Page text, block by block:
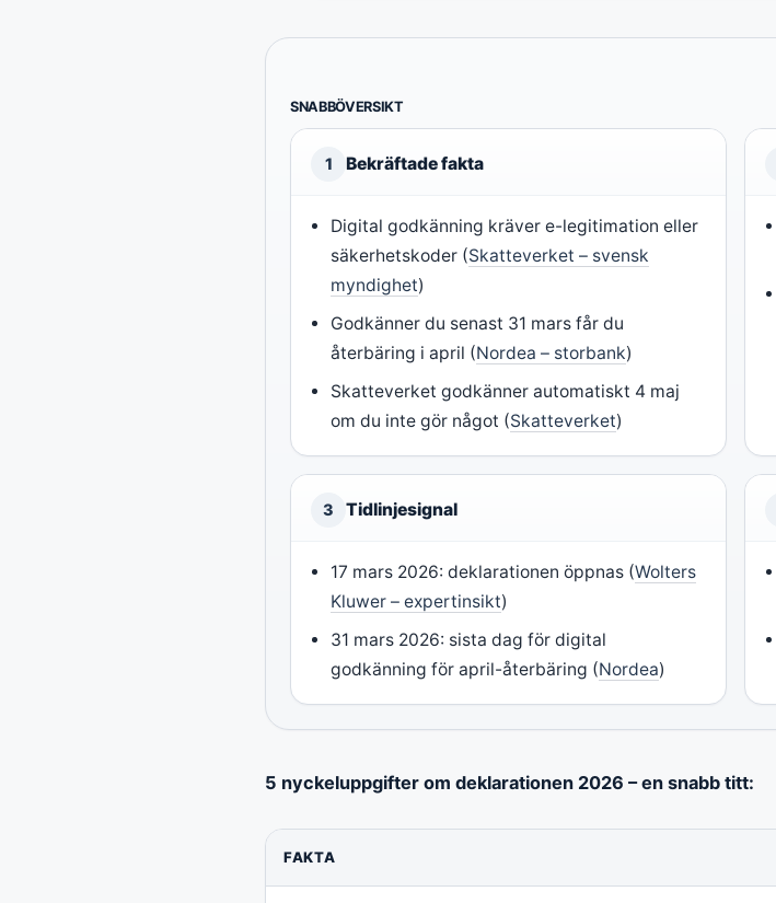
SNABBÖVERSIKT
1 Bekräftade fakta
Digital godkänning kräver e-legitimation eller
säkerhetskoder (Skatteverket – svensk
myndighet)
Godkänner du senast 31 mars får du
återbäring i april (Nordea – storbank)
Skatteverket godkänner automatiskt 4 maj
om du inte gör något (Skatteverket)
3 Tidlinjesignal
17 mars 2026: deklarationen öppnas (Wolters
Kluwer – expertinsikt)
31 mars 2026: sista dag för digital
godkänning för april-återbäring (Nordea)
5 nyckeluppgifter om deklarationen 2026 – en snabb titt:
FAKTA